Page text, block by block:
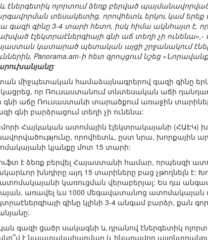
ոլորտում ձեռք բերված
տեսակետից, որովհետև երկու կամ երեք
գինը 3-4 տարի հետո, իսկ հիմա ակնհայտ է,
էլեկտրաէներգիայի գնի աճ տեղի չի
կատարած պետական այցի շրջանակում
Panorama.am-ի հետ զրույցում նշեց
:
միջպետական համաձայնագրերով գազի գինը
որ Ռուսաստանում տնտեսական աճի
գնի աճը Ռուսաստանի տարածքում առաջին
գնի բարձրացում տեղի չի ունենա:
Հայկական ատոմային էլեկտրակայանի (ՀԱԷԿ)
որովհետև, ըստ նրա, խորքային
կյանքը մոտ 15 տարի:
է ձեռք բերվել Հայաստանի համար, որպեսզի
խնդիրը այդ 15 տարիները բաց չթողնելն է:
կառուցման վերաբերյալ: Ես դա
առավել ևս 1000 մեգավատանոց ատոմակայան
գինը կլինի 3-4 անգամ բարձր, քան
գազի ցածր սակագնի և դրանով էներգետիկ
է նպատակահարմար և հնարավոր